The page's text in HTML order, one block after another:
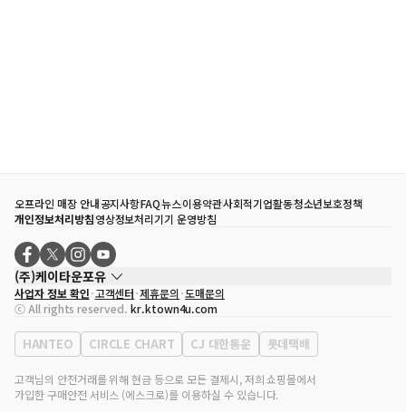
오프라인 매장 안내공지사항FAQ뉴스이용약관사회적기업활동청소년보호정책
개인정보처리방침영상정보처리기기 운영방침
(주)케이타운포유
대표자
송효민
사업자등록번호
120-87-71116
통신판매업 신고번호 제2011-서울강남-02223
대표전화
02-552-9855
사업자 정보 확인 고객센터 제휴문의 도매문의
ⓒ All rights reserved. kr.ktown4u.com
HANTEO CIRCLE CHART CJ 대한통운 롯데택배
고객님의 안전거래를 위해 현금 등으로 모든 결제시, 저희 쇼핑몰에서
가입한 구매안전 서비스 (에스크로)를 이용하실 수 있습니다.